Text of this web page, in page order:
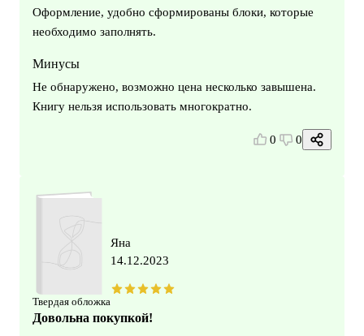
Оформление, удобно сформированы блоки, которые
необходимо заполнять.
Минусы
Не обнаружено, возможно цена несколько завышена.
Книгу нельзя использовать многократно.
0 0
Твердая обложка
Яна
14.12.2023
Довольна покупкой!